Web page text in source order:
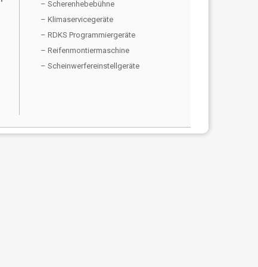
– Scherenhebebühne
– Klimaservicegeräte
– RDKS Programmiergeräte
– Reifenmontiermaschine
– Scheinwerfereinstellgeräte